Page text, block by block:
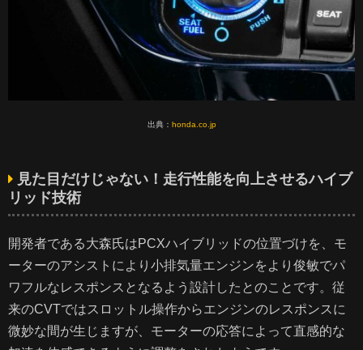
出典： honda.co.jp
見た目だけじゃない！走行性能を向上させるハイブ
リッド技術
開発者である大森氏はPCXハイブリッドの位置づけを、モ
ーターのアシストにより小排気量エンジンをより俊敏でパ
ワフルなレスポンスとなるよう設計したとのことです。従
来のCVTではスロットル操作からエンジンのレスポンスに
微妙な間が生じますが、モーターの応答によって直感的な